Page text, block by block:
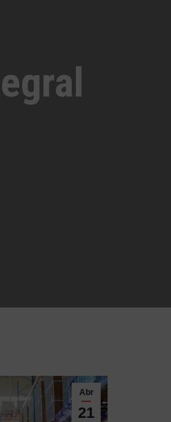
Abr
21